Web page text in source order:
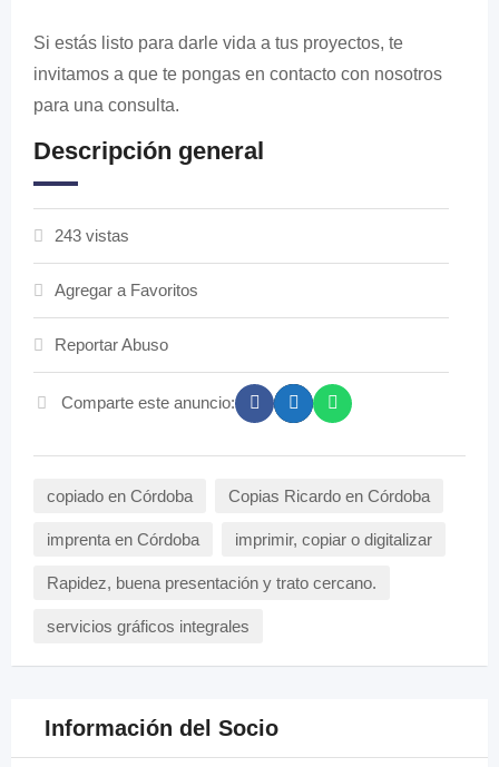
Si estás listo para darle vida a tus proyectos, te
invitamos a que te pongas en contacto con nosotros
para una consulta.
Descripción general
243 vistas
Agregar a Favoritos
Reportar Abuso
Comparte este anuncio:
copiado en Córdoba Copias Ricardo en Córdoba
imprenta en Córdoba imprimir, copiar o digitalizar
Rapidez, buena presentación y trato cercano.
servicios gráficos integrales
Información del Socio